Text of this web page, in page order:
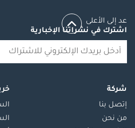
عد إلى الأعلى
اشترك في نشراتنا الإخبارية
شركة
إتصل بنا
من نحن